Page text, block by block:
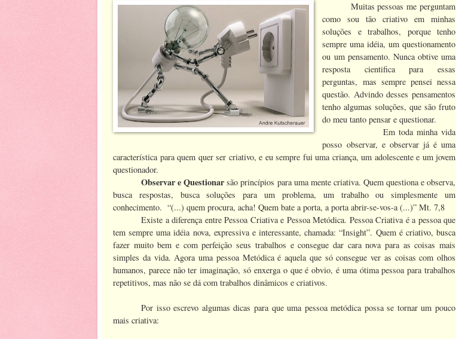
Muitas pessoas me perguntam
como sou tão criativo em minhas
soluções e trabalhos, porque tenho
sempre uma idéia, um questionamento
ou um pensamento. Nunca obtive uma
resposta cientifica para essas
perguntas, mas sempre pensei nessa
questão. Advindo desses pensamentos
tenho algumas soluções, que são fruto
do meu tanto pensar e questionar.
Em toda minha vida
posso observar, e observar já é uma
característica para quem quer ser criativo, e eu sempre fui uma criança, um adolescente e um jovem
questionador.
Observar e Questionarsão princípios para uma mente criativa. Quem questiona e observa,
busca respostas, busca soluções para um problema, um trabalho ou simplesmente um
conhecimento. “(...) quem procura, acha! Quem bate a porta, a porta abrir-se-vos-a (...)” Mt. 7,8
Existe a diferença entre Pessoa Criativa e Pessoa Metódica. Pessoa Criativa é a pessoa que
tem sempre uma idéia nova, expressiva e interessante, chamada: “Insight”. Quem é criativo, busca
fazer muito bem e com perfeição seus trabalhos e consegue dar cara nova para as coisas mais
simples da vida. Agora uma pessoa Metódica é aquela que só consegue ver as coisas com olhos
humanos, parece não ter imaginação, só enxerga o que é obvio, é uma ótima pessoa para trabalhos
repetitivos, mas não se dá com trabalhos dinâmicos e criativos.
Por isso escrevo algumas dicas para que uma pessoa metódica possa se tornar um pouco
mais criativa: